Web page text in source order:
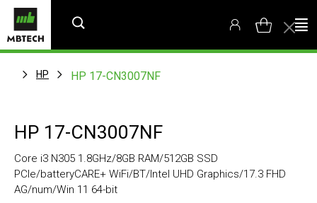
HP HP 17-CN3007NF
HP 17-CN3007NF
Core i3 N305 1.8GHz/8GB RAM/512GB SSD
PCIe/batteryCARE+ WiFi/BT/Intel UHD Graphics/17.3 FHD
AG/num/Win 11 64-bit